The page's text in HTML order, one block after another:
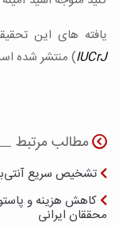
یافته های این
IUCrJ) منتشر شده
مطالب مرتبط
تشخیص سریع
کاهش هزینه و
محققان ایرانی